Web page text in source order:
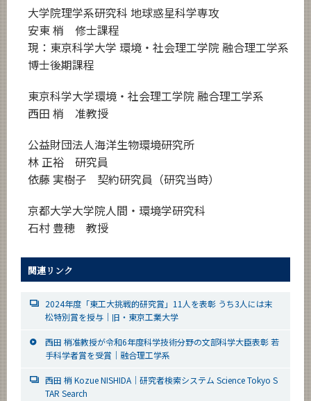
大学院理学系研究科 地球惑星科学専攻
安東 梢 修士課程
現：東京科学大学 環境・社会理工学院 融合理工学系
博士後期課程
東京科学大学環境・社会理工学院 融合理工学系
西田 梢 准教授
公益財団法人海洋生物環境研究所
林 正裕 研究員
依藤 実樹子 契約研究員（研究当時）
京都大学大学院人間・環境学研究科
石村 豊穂 教授
関連リンク
2024年度「東工大挑戦的研究賞」11人を表彰 うち3人には末
松特別賞を授与｜旧・東京工業大学
西田 梢准教授が令和6年度科学技術分野の文部科学大臣表彰 若
手科学者賞を受賞｜融合理工学系
西田 梢 Kozue NISHIDA｜研究者検索システム Science Tokyo S
TAR Search